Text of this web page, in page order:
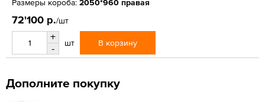
Размеры короба: 2050*960 правая
72'100 р./шт
+
-
шт В корзину
Дополните покупку